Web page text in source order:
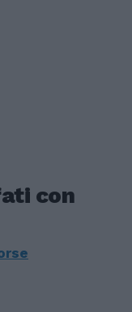
con